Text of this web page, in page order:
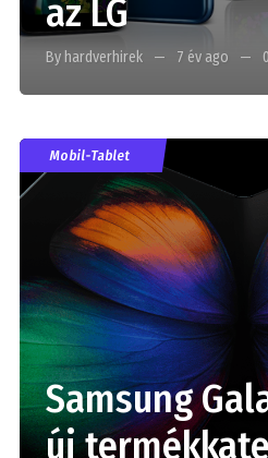
az LG
By hardverhirek 7 év ago
Mobil-Tablet
Samsung
új